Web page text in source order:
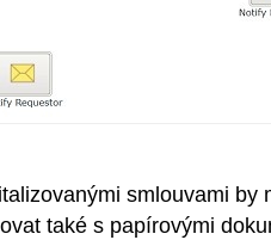
smlouvami by
také s papírovými